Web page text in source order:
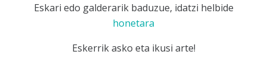
Eskari edo galderarik baduzue, idatzi helbide
honetara
Eskerrik asko eta ikusi arte!